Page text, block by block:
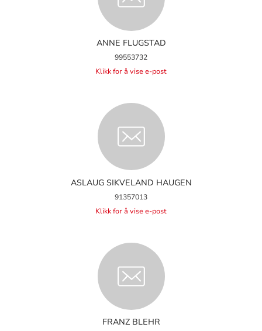
ANNE FLUGSTAD
99553732
Klikk for å vise e-post
ASLAUG SIKVELAND HAUGEN
91357013
Klikk for å vise e-post
FRANZ BLEHR